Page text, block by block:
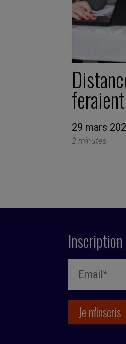
29 mars
2 minutes